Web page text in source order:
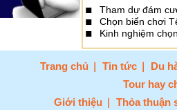
Tham dự đám
Chọn biển chơi
Kinh nghiệm
Trang chủ Tin tức
Du
Tour hay
Giới thiệu
Thỏa thuận